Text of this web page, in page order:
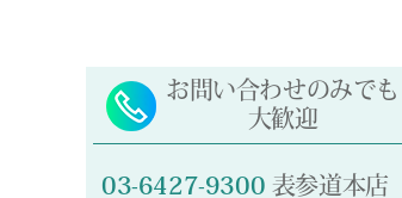
お問い合わせのみでも
大歓迎
03-6427-9300 表参道本店